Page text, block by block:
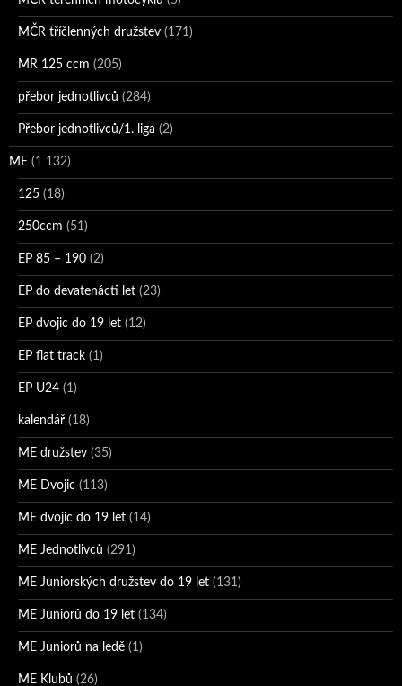
MČR tříčlenných družstev (171)
MR 125 ccm (205)
přebor jednotlivců (284)
Přebor jednotlivců/1. liga (2)
ME (1 132)
125 (18)
250ccm (51)
EP 85 – 190 (2)
EP do devatenácti let (23)
EP dvojic do 19 let (12)
EP flat track (1)
EP U24 (1)
kalendář (18)
ME družstev (35)
ME Dvojic (113)
ME dvojic do 19 let (14)
ME Jednotlivců (291)
ME Juniorských družstev do 19 let (131)
ME Juniorů do 19 let (134)
ME Juniorů na ledě (1)
ME Klubů (26)